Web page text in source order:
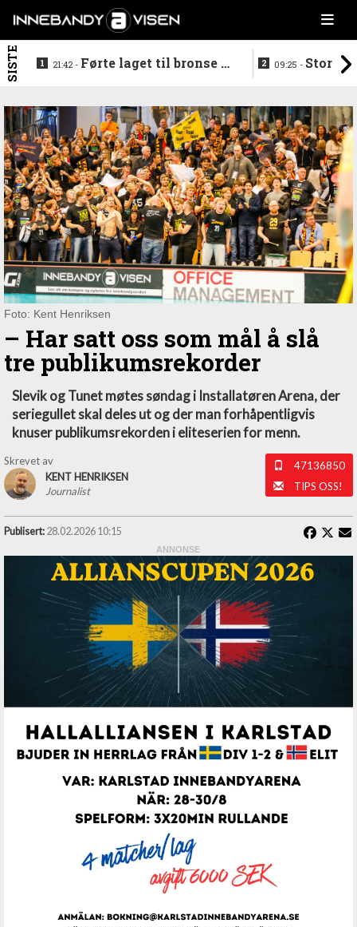
SISTE 21:42 - Førte laget til bronse -
09:25 -
Foto: Kent Henriksen
–⁠ Har satt oss som mål å slå
tre publikumsrekorder
Slevik og Tunet møtes søndag i Installatøren Arena, der
seriegullet skal deles ut og der man forhåpentligvis
knuser publikumsrekorden i eliteserien for menn.
Skrevet av
KENT HENRIKSEN
Journalist
47136850
TIPS OSS!
Publisert: 28.02.2026 10:15